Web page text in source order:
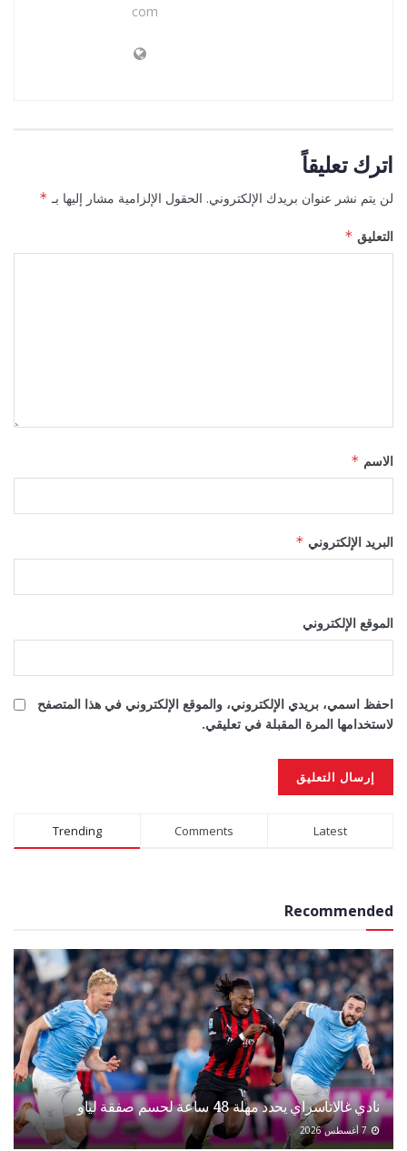
com
اترك تعليقاً
لن يتم نشر عنوان بريدك الإلكتروني. الحقول الإلزامية مشار إليها بـ *
التعليق *
الاسم *
البريد الإلكتروني *
الموقع الإلكتروني
احفظ اسمي، بريدي الإلكتروني، والموقع الإلكتروني في هذا المتصفح
لاستخدامها المرة المقبلة في تعليقي.
Alternative:
Trending Comments Latest
Recommended
نادي غالاتاسراي يحدد مهلة 48 ساعة لحسم صفقة لياو
7 أغسطس 2026